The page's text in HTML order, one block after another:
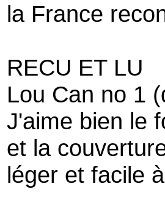
la France
RECU ET LU
Lou Can no 1
J'aime bien le
et la
léger et facile